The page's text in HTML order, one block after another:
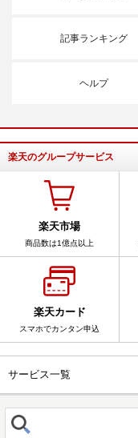
記事ランキング
ヘルプ
楽天のグループサービス
楽天市場
商品数は1億点以上
楽天カード
スマホでカンタン申込
サービス一覧